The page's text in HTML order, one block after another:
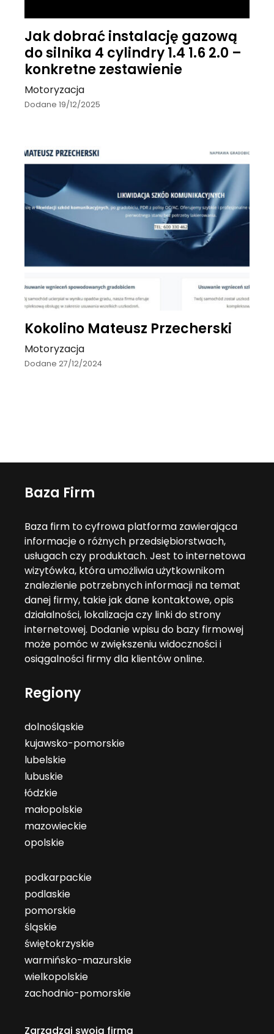
Jak dobrać instalację gazową
do silnika 4 cylindry 1.4 1.6 2.0 –
konkretne zestawienie
Motoryzacja
Dodane 19/12/2025
Kokolino Mateusz Przecherski
Motoryzacja
Dodane 27/12/2024
Baza Firm
Baza firm to cyfrowa platforma zawierająca
informacje o różnych przedsiębiorstwach,
usługach czy produktach. Jest to internetowa
wizytówka, która umożliwia użytkownikom
znalezienie potrzebnych informacji na temat
danej firmy, takie jak dane kontaktowe, opis
działalności, lokalizacja czy linki do strony
internetowej. Dodanie wpisu do bazy firmowej
może pomóc w zwiększeniu widoczności i
osiągalności firmy dla klientów online.
Regiony
dolnośląskie
kujawsko-pomorskie
lubelskie
lubuskie
łódzkie
małopolskie
mazowieckie
opolskie
podkarpackie
podlaskie
pomorskie
śląskie
świętokrzyskie
warmińsko-mazurskie
wielkopolskie
zachodnio-pomorskie
Zarządzaj swoją firmą